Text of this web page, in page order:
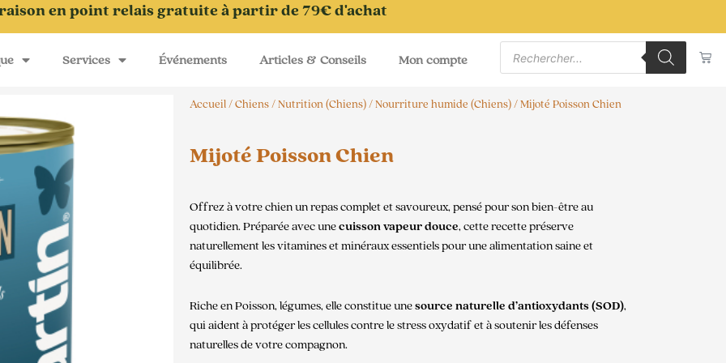
en point relais gratuite à partir de 79€ d'achat
Services Événements Articles & Conseils Mon compte
Recherche
produits
Accueil/Chiens/Nutrition (Chiens)/Nourriture humide (Chiens)/ Mijoté Poisson Chien
Mijoté Poisson Chien
Offrez à votre chien un repas complet et savoureux, pensé pour son bien-être au
quotidien. Préparée avec unecuisson vapeur douce, cette recette préserve
naturellement les vitamines et minéraux essentiels pour une alimentation saine et
équilibrée.
Riche en Poisson, légumes, elle constitue unesource naturelle d’antioxydants (SOD),
qui aident à protéger les cellules contre le stress oxydatif et à soutenir les défenses
naturelles de votre compagnon.